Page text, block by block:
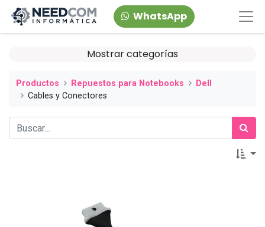
WhatsApp
Mostrar categorías
Productos Repuestos para Notebooks
Dell
Cables y Conectores